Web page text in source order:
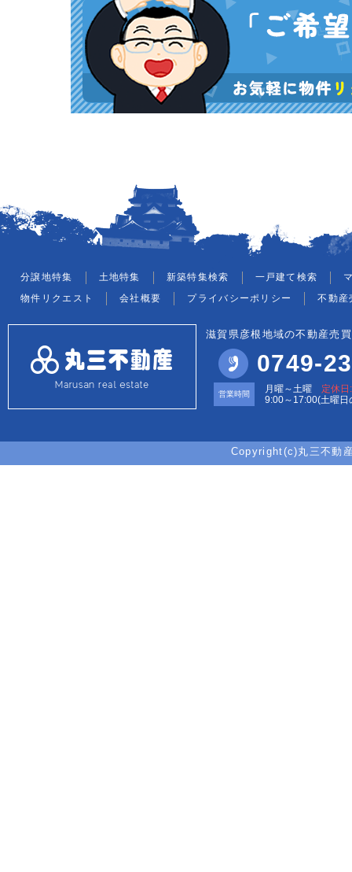
分譲地特集 土地特集 新築特集検索 一戸建て検索
物件リクエスト
会社概要 プライバシーポリシー 不動産
滋賀県彦根地域の不動産売
0749-
営業時間 月曜～土曜 定休
9:00～17:00(土曜日
Copyright(c)丸三不動